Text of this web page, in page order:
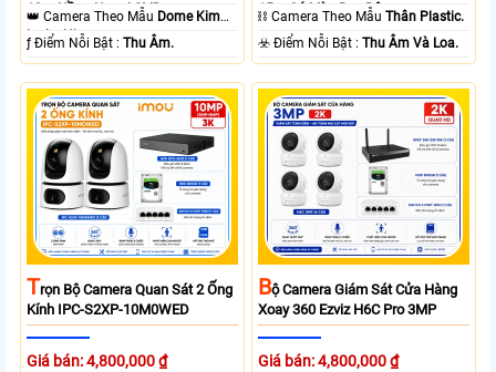
10m Hồng Ngoại SMD.
👑 Camera Theo Mẫu Dome Kim
loại + Nhựa.
️ƒ Điểm Nỗi Bật :Thu Âm.
15m Có Màu Ban Ðêm.
⛓ Camera Theo MẫuThân Plastic.
️☣️ Điểm Nỗi Bật :Thu Âm Và Loa.
TRọn Bộ Camera Quan Sát 2 Ống
Kính IPC-S2XP-10M0WED
Giá bán: 4,800,000 ₫
BỘ Camera Giám Sát Cửa Hàng
Xoay 360 Ezviz H6C Pro 3MP
Giá bán: 4,800,000 ₫